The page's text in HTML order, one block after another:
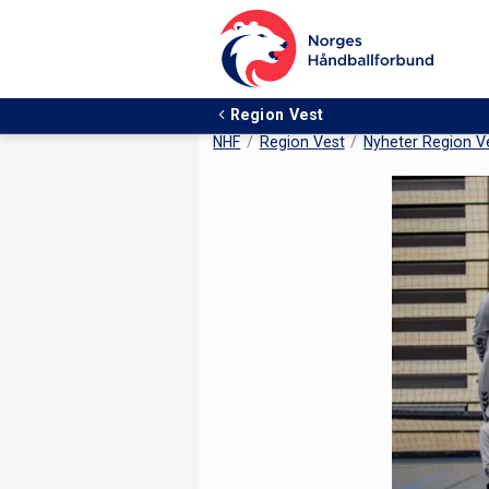
Region Vest
NHF
Region Vest Nyheter Region